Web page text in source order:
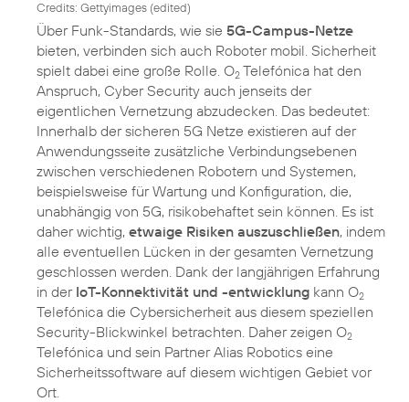
Credits: Gettyimages (edited)
Über Funk-Standards, wie sie 5G-Campus-Netze
bieten, verbinden sich auch Roboter mobil. Sicherheit
spielt dabei eine große Rolle. O2 Telefónica hat den
Anspruch, Cyber Security auch jenseits der
eigentlichen Vernetzung abzudecken. Das bedeutet:
Innerhalb der sicheren 5G Netze existieren auf der
Anwendungsseite zusätzliche Verbindungsebenen
zwischen verschiedenen Robotern und Systemen,
beispielsweise für Wartung und Konfiguration, die,
unabhängig von 5G, risikobehaftet sein können. Es ist
daher wichtig, etwaige Risiken auszuschließen, indem
alle eventuellen Lücken in der gesamten Vernetzung
geschlossen werden. Dank der langjährigen Erfahrung
in der IoT-Konnektivität und -entwicklung kann O2
Telefónica die Cybersicherheit aus diesem speziellen
Security-Blickwinkel betrachten. Daher zeigen O2
Telefónica und sein Partner Alias Robotics eine
Sicherheitssoftware auf diesem wichtigen Gebiet vor
Ort.